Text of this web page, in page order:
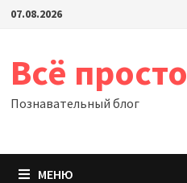
Перейти
07.08.2026
Всё просто
Познавательный блог
МЕНЮ